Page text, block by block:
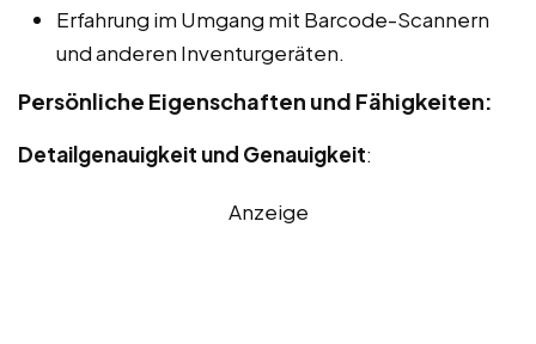
Erfahrung im Umgang mit Barcode-Scannern
und anderen Inventurgeräten.
Persönliche Eigenschaften und Fähigkeiten:
Detailgenauigkeit und Genauigkeit:
Anzeige